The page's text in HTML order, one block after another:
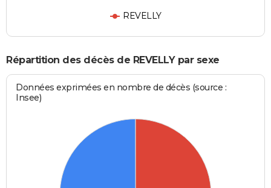
REVELLY
Répartition des décès de REVELLY par sexe
Données exprimées en nombre de décès (source :
Insee)